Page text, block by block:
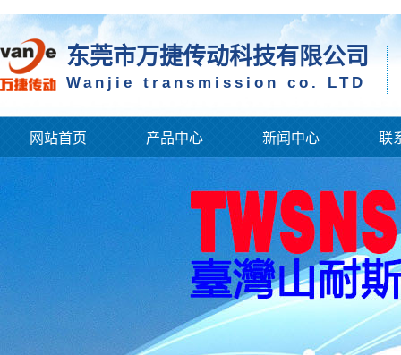
东莞市万捷传动科技有限公司
Wanjie transmission co. LTD
网站首页 产品中心 新闻中心 联